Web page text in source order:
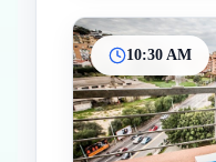
10:30 AM